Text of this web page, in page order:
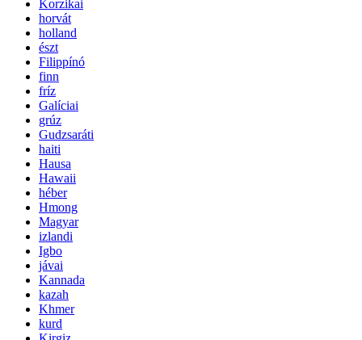
Korzikai
horvát
holland
észt
Filippínó
finn
fríz
Galíciai
grúz
Gudzsaráti
haiti
Hausa
Hawaii
héber
Hmong
Magyar
izlandi
Igbo
jávai
Kannada
kazah
Khmer
kurd